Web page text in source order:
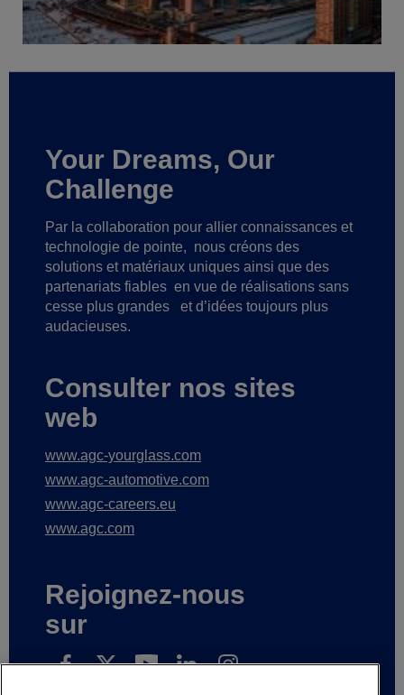
Your Dreams, Our
Challenge
Par la collaboration pour allier connaissances et
technologie de pointe, nous créons des
solutions et matériaux uniques ainsi que des
partenariats fiables en vue de réalisations sans
cesse plus grandes
et d’idées toujours plus
audacieuses.
Consulter nos sites
web
www.agc-yourglass.com
www.agc-automotive.com
www.agc-careers.eu
www.agc.com
Rejoignez-nous
sur